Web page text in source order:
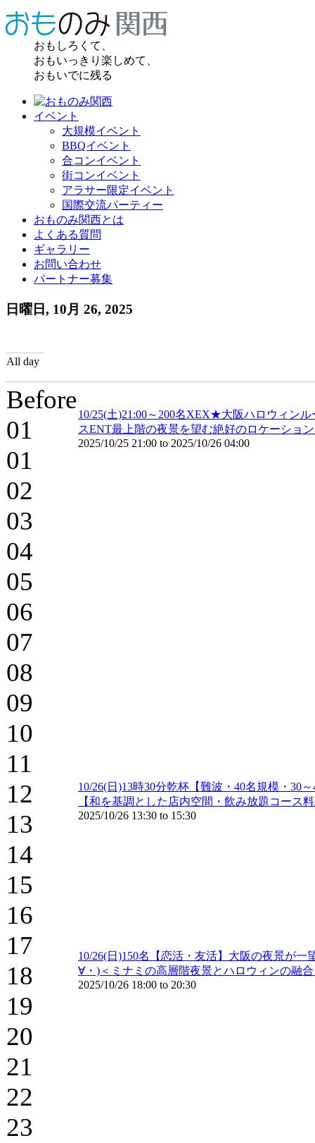
おもしろくて、
おもいっきり楽しめて、
おもいでに残る
イベント
大規模イベント
BBQイベント
合コンイベント
街コンイベント
アラサー限定イベント
国際交流パーティー
おものみ関西とは
よくある質問
ギャラリー
お問い合わせ
パートナー募集
日曜日, 10月 26, 2025
All day
Before
01
01
02
03
04
05
06
07
08
09
10
11
12
13
14
15
16
17
18
19
20
21
22
23
10/25(土)21:00～200名XEX★大阪ハロウィン
スENT最上階の夜景を望む絶好のロケーショ
2025/10/25 21:00 to 2025/10/26 04:00
10/26(日)13時30分乾杯【難波・40名規模・30
【和を基調とした店内空間・飲み放題コース
2025/10/26 13:30 to 15:30
10/26(日)150名【恋活・友活】大阪の夜景が
∀・)＜ミナミの高層階夜景とハロウィンの融
2025/10/26 18:00 to 20:30